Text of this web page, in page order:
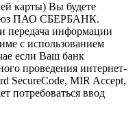
карты) Вы будете
ПАО СБЕРБАНК.
передача информации
с использованием
если Ваш банк
проведения интернет-
SecureCode, MIR Accept,
потребоваться ввод